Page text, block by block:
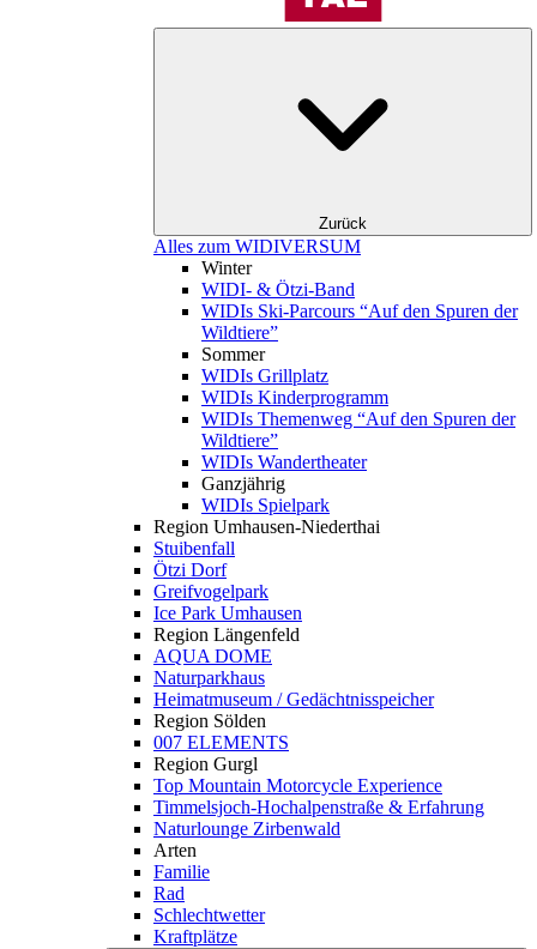
Zurück
Alles zum WIDIVERSUM
Winter
WIDI- & Ötzi-Band
WIDIs Ski-Parcours “Auf den Spuren der
Wildtiere”
Sommer
WIDIs Grillplatz
WIDIs Kinderprogramm
WIDIs Themenweg “Auf den Spuren der
Wildtiere”
WIDIs Wandertheater
Ganzjährig
WIDIs Spielpark
Region Umhausen-Niederthai
Stuibenfall
Ötzi Dorf
Greifvogelpark
Ice Park Umhausen
Region Längenfeld
AQUA DOME
Naturparkhaus
Heimatmuseum / Gedächtnisspeicher
Region Sölden
007 ELEMENTS
Region Gurgl
Top Mountain Motorcycle Experience
Timmelsjoch-Hochalpenstraße & Erfahrung
Naturlounge Zirbenwald
Arten
Familie
Rad
Schlechtwetter
Kraftplätze